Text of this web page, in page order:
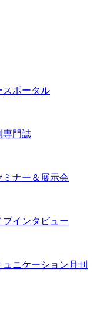
スポータル
専門誌
ナー＆展示会
インタビュー
ニケーション月刊